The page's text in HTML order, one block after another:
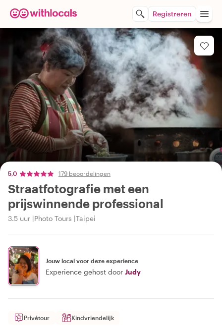
Registreren
5,0 179 beoordelingen
Straatfotografie met een
prijswinnende professional
3.5 uur Photo Tours Taipei
Jouw local voor deze experience
Experience gehost door Judy
Privétour Kindvriendelijk